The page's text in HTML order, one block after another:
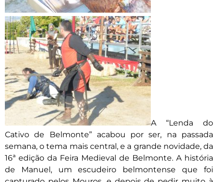
A “Lenda do
Cativo de Belmonte” acabou por ser, na passada
semana, o tema mais central, e a grande novidade, da
16ª edição da Feira Medieval de Belmonte. A história
de Manuel, um escudeiro belmontense que foi